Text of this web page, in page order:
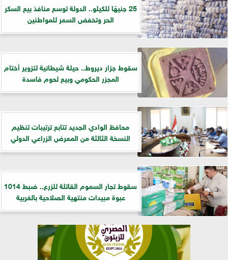
25 جنيهًا للكيلو.. الدولة توسع منافذ بيع السكر
الحر وتخفض السعر للمواطنين
سقوط جزار ديروط.. حيلة شيطانية لتزوير أختام
المجزر الحكومي وبيع لحوم فاسدة
​محافظ الوادي الجديد تتابع ترتيبات تنظيم
النسخة الثالثة من المعرض الزراعي الدولي
سقوط تجار السموم القاتلة للزرع.. ضبط 1014
عبوة مبيدات منتهية الصلاحية بالغربية